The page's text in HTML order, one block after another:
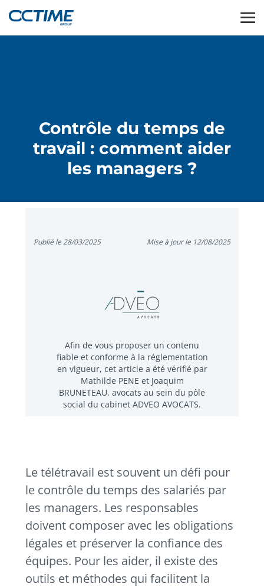
Contrôle du temps de
travail : comment aider
les managers ?
Publié le 28/03/2025 Mise à jour le 12/08/2025
Afin de vous proposer un contenu
fiable et conforme à la réglementation
en vigueur, cet article a été vérifié par
Mathilde PENE et Joaquim
BRUNETEAU, avocats au sein du pôle
social du cabinet ADVEO AVOCATS.
Le télétravail est souvent un défi pour
le contrôle du temps des salariés par
les managers. Les responsables
doivent composer avec les obligations
légales et préserver la confiance des
équipes. Pour les aider, il existe des
outils et méthodes qui facilitent la